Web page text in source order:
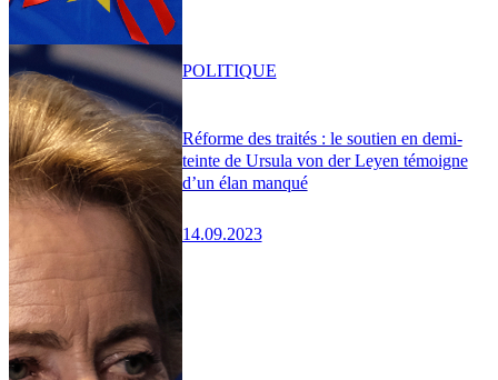
Réforme des traités : le soutien en demi-
teinte de Ursula von der Leyen témoigne
d’un élan manqué
14.09.2023
POLITIQUE